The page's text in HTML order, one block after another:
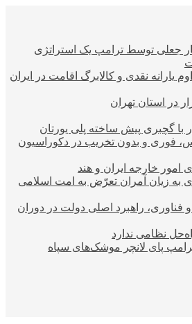
جعلی توسط ترامپ یک استراتژی
یارانه نقدی و کالابرگ اقامت در ایران
در استان تهران
با گچبری پیش ساخته پلی یورتان
فوری و بدون تخریب در دکوراسیون
امور خارجه ایران و هند
به زیان آمران تعرّض به امت اسلامی
راهبرد اصلی دولت در دوران
نظامی ندارد
پای لانچر موشک‌های سپاه